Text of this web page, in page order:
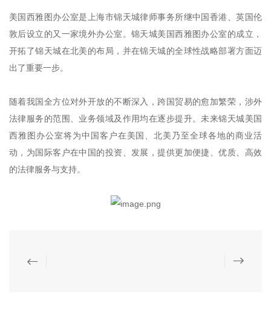
美国西雅图办公室是上海市锦天城律师事务所继中国香港、英国伦
敦后设立的又一家境外办公室。锦天城美国西雅图办公室的成立，
开拓了锦天城在北美的布局，并在锦天城的全球性战略部署方面迈
出了重要一步。
随着我国全方位对外开放的不断深入，跨国贸易的愈加繁荣，涉外
法律服务的范围、业务领域及作用均在逐步提升。未来锦天城美国
西雅图办公室将为中国客户在美国、北美乃至全球各地的商业活
动，为国际客户在中国的投资、发展，提供更加便捷、优质、高效
的法律服务与支持。